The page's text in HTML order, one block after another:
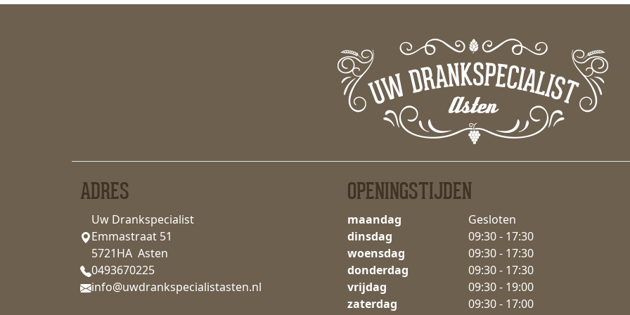
ADRES
Uw Drankspecialist
Emmastraat 51
5721HA Asten
0493670225
info@uwdrankspecialistasten.nl
OPENINGSTIJDEN
maandag
Gesloten
dinsdag
09:30 - 17:30
woensdag
09:30 - 17:30
donderdag
09:30 - 17:30
vrijdag
09:30 - 19:00
zaterdag
09:30 - 17:00